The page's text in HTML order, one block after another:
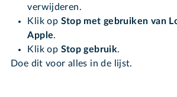
verwijderen.
Klik op Stop met gebruiken van
Apple.
Klik op Stop gebruik.
Doe dit voor alles in de lijst.